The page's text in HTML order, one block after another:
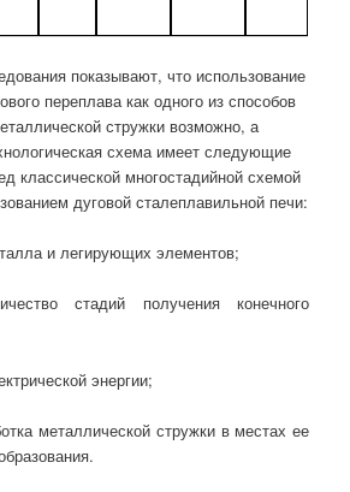
показывают, что использование
переплава как одного из способов
стружки возможно, а
схема имеет следующие
классической многостадийной схемой
дуговой сталеплавильной печи:
и легирующих элементов;
стадий получения конечного
энергии;
металлической стружки в местах ее